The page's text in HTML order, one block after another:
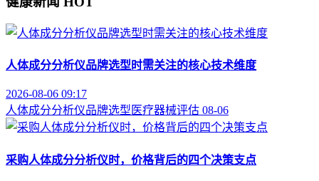
人体成分分析仪品牌选型时需关注的核心技术维度
2026-08-06 09:17
人体成分分析仪品牌选型 医疗器械评估 08-06
采购人体成分分析仪时，价格背后的四个决策支点